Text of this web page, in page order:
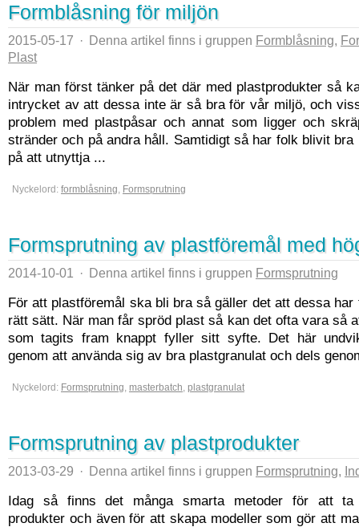
Formblåsning för miljön
2015-05-17 · Denna artikel finns i gruppen Formblåsning,
Plast
När man först tänker på det där med plastprodukter så
intrycket av att dessa inte är så bra för vår miljö, och
problem med plastpåsar och annat som ligger och
stränder och på andra håll. Samtidigt så har folk blivit
på att utnyttja ...
Nyckelord: formblåsning, Formsprutning
Formsprutning av plastföremål med
2014-10-01 · Denna artikel finns i gruppen Formsprutning
För att plastföremål ska bli bra så gäller det att dessa har
rätt sätt. När man får spröd plast så kan det ofta vara så
som tagits fram knappt fyller sitt syfte. Det här
genom att använda sig av bra plastgranulat och dels
Nyckelord: Formsprutning, masterbatch, plastgranulat
Formsprutning av plastprodukter
2013-03-29 · Denna artikel finns i gruppen Formsprutning,
Idag så finns det många smarta metoder för att ta
produkter och även för att skapa modeller som gör att